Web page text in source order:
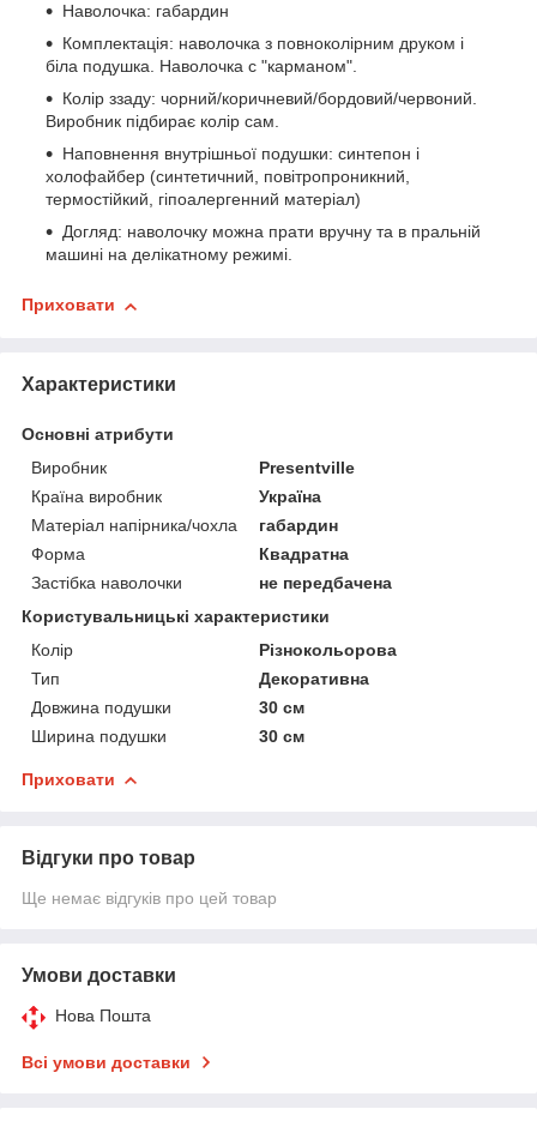
Наволочка: габардин
Комплектація: наволочка з повноколірним друком і
біла подушка. Наволочка с "карманом".
Колір ззаду: чорний/коричневий/бордовий/червоний.
Виробник підбирає колір сам.
Наповнення внутрішньої подушки: синтепон і
холофайбер (синтетичний, повітропроникний,
термостійкий, гіпоалергенний матеріал)
Догляд: наволочку можна прати вручну та в пральній
машині на делікатному режимі.
Приховати
Характеристики
Основні атрибути
Виробник
Presentville
Країна виробник
Україна
Матеріал напірника/чохла
габардин
Форма
Квадратна
Застібка наволочки
не передбачена
Користувальницькі характеристики
Колір
Різнокольорова
Тип
Декоративна
Довжина подушки
30 см
Ширина подушки
30 см
Приховати
Відгуки про товар
Ще немає відгуків про цей товар
Умови доставки
Нова Пошта
Всі умови доставки